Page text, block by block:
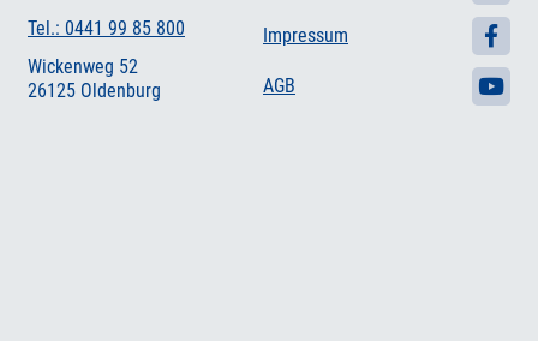
Tel.: 0441 99 85 800
Wickenweg 52
26125 Oldenburg
Impressum
AGB